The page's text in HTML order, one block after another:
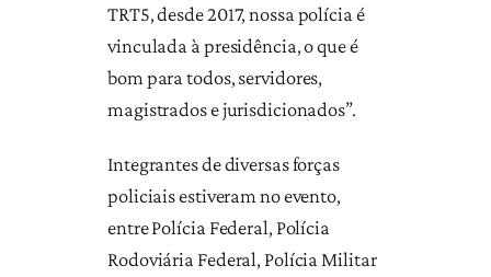
TRT5, desde 2017, nossa polícia é
vinculada à presidência, o que é
bom para todos, servidores,
magistrados e jurisdicionados”.
Integrantes de diversas forças
policiais estiveram no evento,
entre Polícia Federal, Polícia
Rodoviária Federal, Polícia Militar